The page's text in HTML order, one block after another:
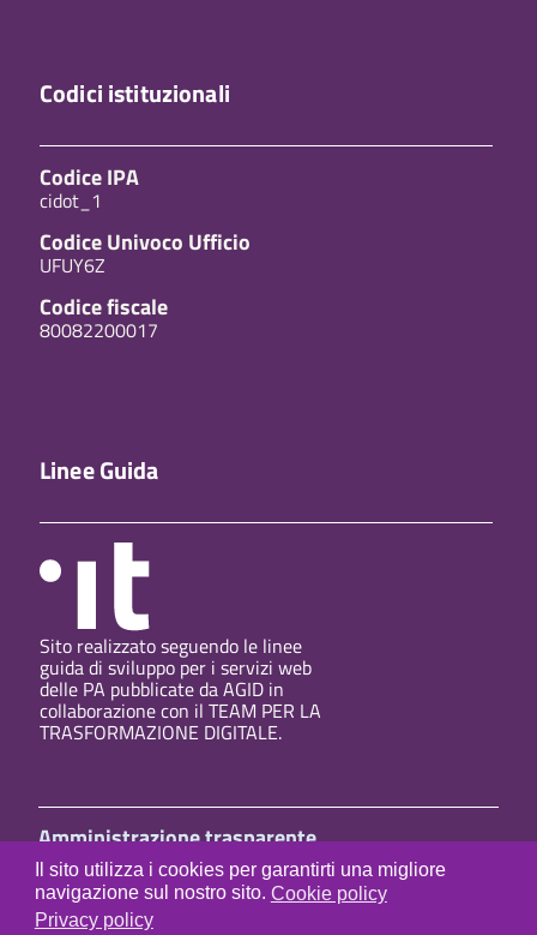
Il sito utilizza i cookies per garantirti una migliore
navigazione sul nostro sito. Cookie policy
Privacy policy
Codici istituzionali
Codice IPA
cidot_1
Codice Univoco Ufficio
UFUY6Z
Codice fiscale
80082200017
Linee Guida
Sito realizzato seguendo le linee
guida di sviluppo per i servizi web
delle PA pubblicate da AGID in
collaborazione con il TEAM PER LA
TRASFORMAZIONE DIGITALE.
Amministrazione trasparente
Privacy policy
Cookies policy
Link utili